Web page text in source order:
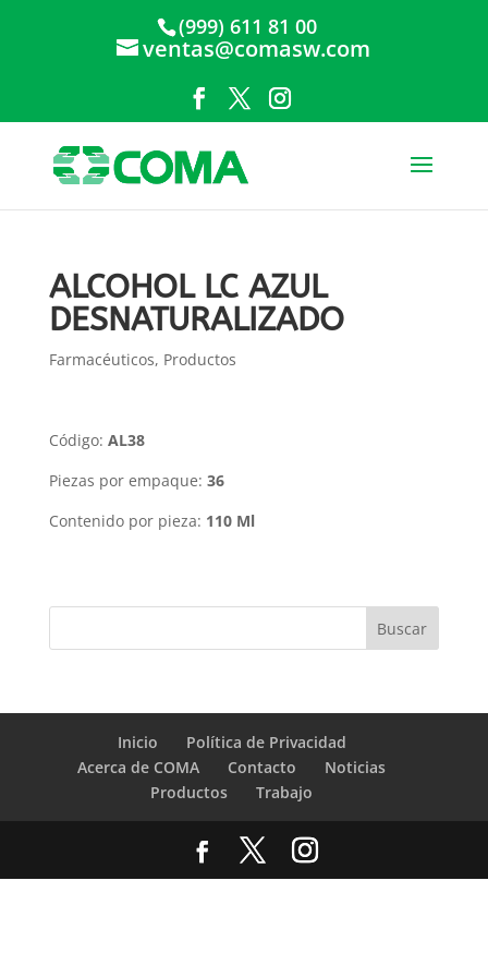
(999) 611 81 00
ventas@comasw.com
ALCOHOL LC AZUL
DESNATURALIZADO
Farmacéuticos, Productos
Código: AL38
Piezas por empaque: 36
Contenido por pieza: 110 Ml
Inicio
Política de Privacidad
Acerca de COMA
Contacto
Noticias
Productos
Trabajo